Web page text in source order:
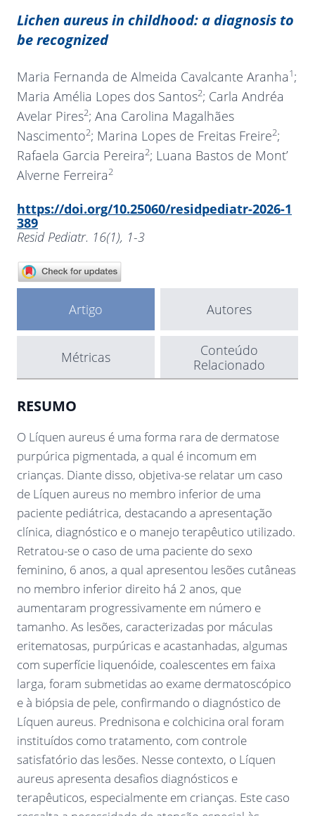
Lichen aureus in childhood: a diagnosis to
be recognized
Maria Fernanda de Almeida Cavalcante Aranha1;
Maria Amélia Lopes dos Santos2; Carla Andréa
Avelar Pires2; Ana Carolina Magalhães
Nascimento2; Marina Lopes de Freitas Freire2;
Rafaela Garcia Pereira2; Luana Bastos de Mont’
Alverne Ferreira2
https://doi.org/10.25060/residpediatr-2026-1
389
Resid Pediatr. 16(1), 1-3
Artigo Autores
Métricas
Conteúdo
Relacionado
RESUMO
O Líquen aureus é uma forma rara de dermatose
purpúrica pigmentada, a qual é incomum em
crianças. Diante disso, objetiva-se relatar um caso
de Líquen aureus no membro inferior de uma
paciente pediátrica, destacando a apresentação
clínica, diagnóstico e o manejo terapêutico utilizado.
Retratou-se o caso de uma paciente do sexo
feminino, 6 anos, a qual apresentou lesões cutâneas
no membro inferior direito há 2 anos, que
aumentaram progressivamente em número e
tamanho. As lesões, caracterizadas por máculas
eritematosas, purpúricas e acastanhadas, algumas
com superfície liquenóide, coalescentes em faixa
larga, foram submetidas ao exame dermatoscópico
e à biópsia de pele, confirmando o diagnóstico de
Líquen aureus. Prednisona e colchicina oral foram
instituídos como tratamento, com controle
satisfatório das lesões. Nesse contexto, o Líquen
aureus apresenta desafios diagnósticos e
terapêuticos, especialmente em crianças. Este caso